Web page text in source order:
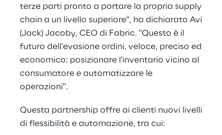
terze parti pronto a portare la propria supply
chain a un livello superiore", ha dichiarato Avi
(Jack) Jacoby, CEO di Fabric. "Questo è il
futuro dell'evasione ordini, veloce, preciso ed
economico: posizionare l'inventario vicino al
consumatore e automatizzare le
operazioni".
Questa partnership offre ai clienti nuovi livelli
di flessibilità e automazione, tra cui: